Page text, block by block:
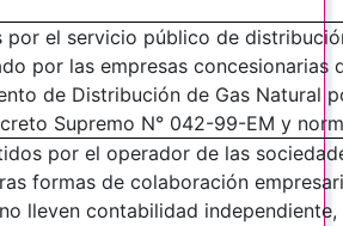
el servicio público de
por las empresas concesionarias
de Distribución de Gas Natural
Supremo N° 042-99-EM y
por el operador de las
formas de colaboración
lleven contabilidad